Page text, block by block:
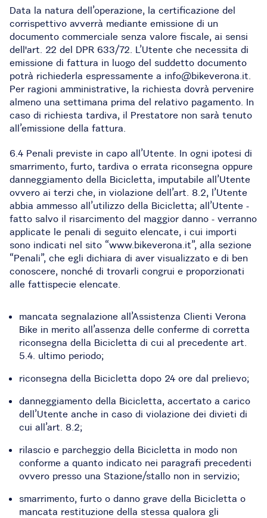
Data la natura dell’operazione, la certificazione del
corrispettivo avverrà mediante emissione di un
documento commerciale senza valore fiscale, ai sensi
dell'art. 22 del DPR 633/72. L’Utente che necessita di
emissione di fattura in luogo del suddetto documento
potrà richiederla espressamente a info@bikeverona.it.
Per ragioni amministrative, la richiesta dovrà pervenire
almeno una settimana prima del relativo pagamento. In
caso di richiesta tardiva, il Prestatore non sarà tenuto
all’emissione della fattura.
6.4 Penali previste in capo all’Utente. In ogni ipotesi di
smarrimento, furto, tardiva o errata riconsegna oppure
danneggiamento della Bicicletta, imputabile all’Utente
ovvero ai terzi che, in violazione dell’art. 8.2, l’Utente
abbia ammesso all’utilizzo della Bicicletta; all’Utente -
fatto salvo il risarcimento del maggior danno - verranno
applicate le penali di seguito elencate, i cui importi
sono indicati nel sito “www.bikeverona.it”, alla sezione
“Penali”, che egli dichiara di aver visualizzato e di ben
conoscere, nonché di trovarli congrui e proporzionati
alle fattispecie elencate.
mancata segnalazione all’Assistenza Clienti Verona
Bike in merito all’assenza delle conferme di corretta
riconsegna della Bicicletta di cui al precedente art.
5.4. ultimo periodo;
riconsegna della Bicicletta dopo 24 ore dal prelievo;
danneggiamento della Bicicletta, accertato a carico
dell’Utente anche in caso di violazione dei divieti di
cui all’art. 8.2;
rilascio e parcheggio della Bicicletta in modo non
conforme a quanto indicato nei paragrafi precedenti
ovvero presso una Stazione/stallo non in servizio;
smarrimento, furto o danno grave della Bicicletta o
mancata restituzione della stessa qualora gli